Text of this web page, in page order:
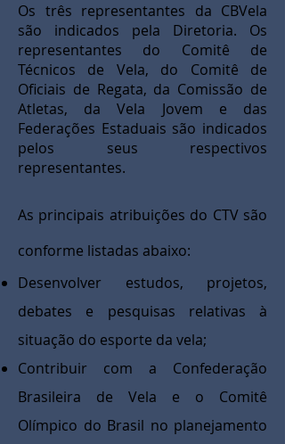
Os três representantes da CBVela
são indicados pela Diretoria. Os
representantes do Comitê de
Técnicos de Vela, do Comitê de
Oficiais de Regata, da Comissão de
Atletas, da Vela Jovem e das
Federações Estaduais são indicados
pelos seus respectivos
representantes.
As principais atribuições do CTV são
conforme listadas abaixo:
Desenvolver estudos, projetos,
debates e pesquisas relativas à
situação do esporte da vela;
Contribuir com a Confederação
Brasileira de Vela e o Comitê
Olímpico do Brasil no planejamento